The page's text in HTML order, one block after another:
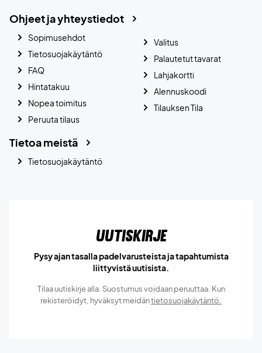
Ohjeet ja yhteystiedot
Sopimusehdot
Tietosuojakäytäntö
FAQ
Hintatakuu
Nopea toimitus
Peruuta tilaus
Valitus
Palautetut tavarat
Lahjakortti
Alennuskoodi
Tilauksen Tila
Tietoa meistä
Tietosuojakäytäntö
Uutiskirje
Pysy ajan tasalla padelvarusteista ja tapahtumista
liittyvistä uutisista.
Tilaa uutiskirje alla. Suostumus voidaan peruuttaa. Kun
rekisteröidyt, hyväksyt meidäntietosuojakäytäntö.